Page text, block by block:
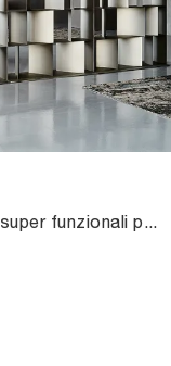
Librerie divisorie super funzionali per stanze design: ottieni informazioni sul modello Nautilus dell'azienda Cattelan Italia!